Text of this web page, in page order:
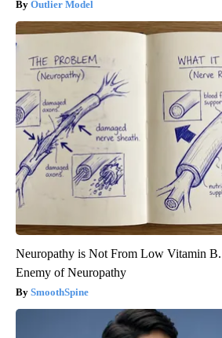
Outlier Model
Neuropathy is Not From Low Vitamin
Enemy of Neuropathy
SmoothSpine